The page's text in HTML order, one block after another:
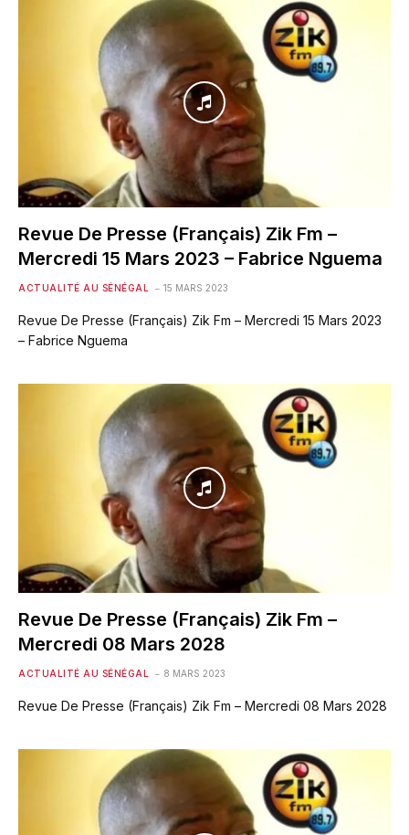
Revue De Presse (Français) Zik Fm –
Mercredi 15 Mars 2023 – Fabrice Nguema
ACTUALITÉ AU SÉNÉGAL 15 MARS 2023
Revue De Presse (Français) Zik Fm – Mercredi 15 Mars 2023
– Fabrice Nguema
Revue De Presse (Français) Zik Fm –
Mercredi 08 Mars 2028
ACTUALITÉ AU SÉNÉGAL 8 MARS 2023
Revue De Presse (Français) Zik Fm – Mercredi 08 Mars 2028